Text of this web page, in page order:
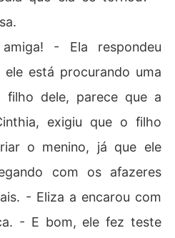
- Ela respondeu
está procurando uma
filho dele, parece que a
exigiu que o filho
o menino, já que ele
com os afazeres
- Eliza a encarou com
- E bom, ele fez teste